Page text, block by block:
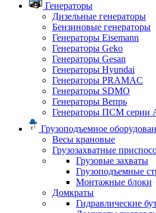
Генераторы
Дизельные генераторы
Бензиновые генераторы
Генераторы Eisemann
Генераторы Geko
Генераторы Gesan
Генераторы Hyundai
Генераторы PRAMAC
Генераторы SDMO
Генераторы Вепрь
Генераторы ПСМ серии
Грузоподъемное
Весы крановые
Грузозахватные
Грузовые захваты
Грузоподъемные
Монтажные блоки
Домкраты
Гидравлические